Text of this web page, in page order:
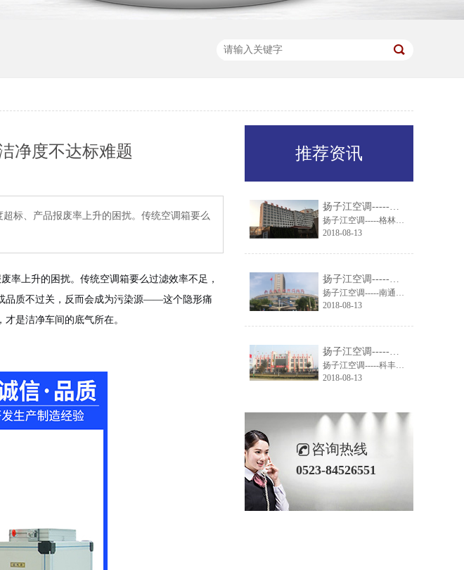
净度不达标难题
标、产品报废率上升的困扰。传统空调箱要么
率上升的困扰。传统空调箱要么过滤效率不足，
品质不过关，反而会成为污染源——这个隐形痛
，才是洁净车间的底气所在。
推荐资讯
扬子江空调-----格林东方酒店引进扬子江组合式空调机组
扬子江空调-----格林东方酒店引进扬子江组合式空调机组
2018-08-13
扬子江空调-----南通市妇幼保健院就通风系统与扬子江空调达成一致
扬子江空调-----南通市妇幼保健院就通风系统与扬子江空调达成一致
2018-08-13
扬子江空调-----科丰集团大楼空调系统解决方案
扬子江空调-----科丰集团大楼空调系统解决方案
2018-08-13
咨询热线
0523-84526551